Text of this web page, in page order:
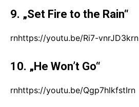
9. „Set Fire to the Rain“
rnhttps://youtu.be/Ri7-vnrJD3krn
10. „He Won’t Go“
rnhttps://youtu.be/Qgp7hlkfstIrn